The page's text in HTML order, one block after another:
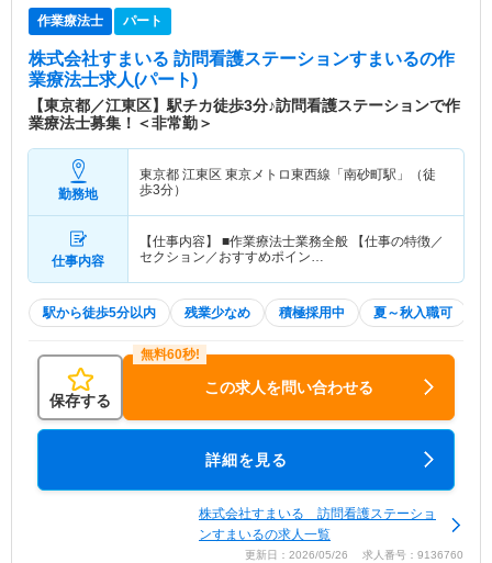
作業療法士 パート
株式会社すまいる 訪問看護ステーションすまいるの作
業療法士求人(パート)
【東京都／江東区】駅チカ徒歩3分♪訪問看護ステーションで作
業療法士募集！＜非常勤＞
勤務地
東京都 江東区 東京メトロ東西線「南砂町駅」（徒
歩3分）
仕事内容
【仕事内容】 ■作業療法士業務全般 【仕事の特徴／
セクション／おすすめポイン…
駅から徒歩5分以内 残業少なめ 積極採用中 夏～秋入職可
保存する
この求人を問い合わせる
詳細を見る
株式会社すまいる 訪問看護ステーショ
ンすまいるの求人一覧
更新日：2026/05/26 求人番号：9136760